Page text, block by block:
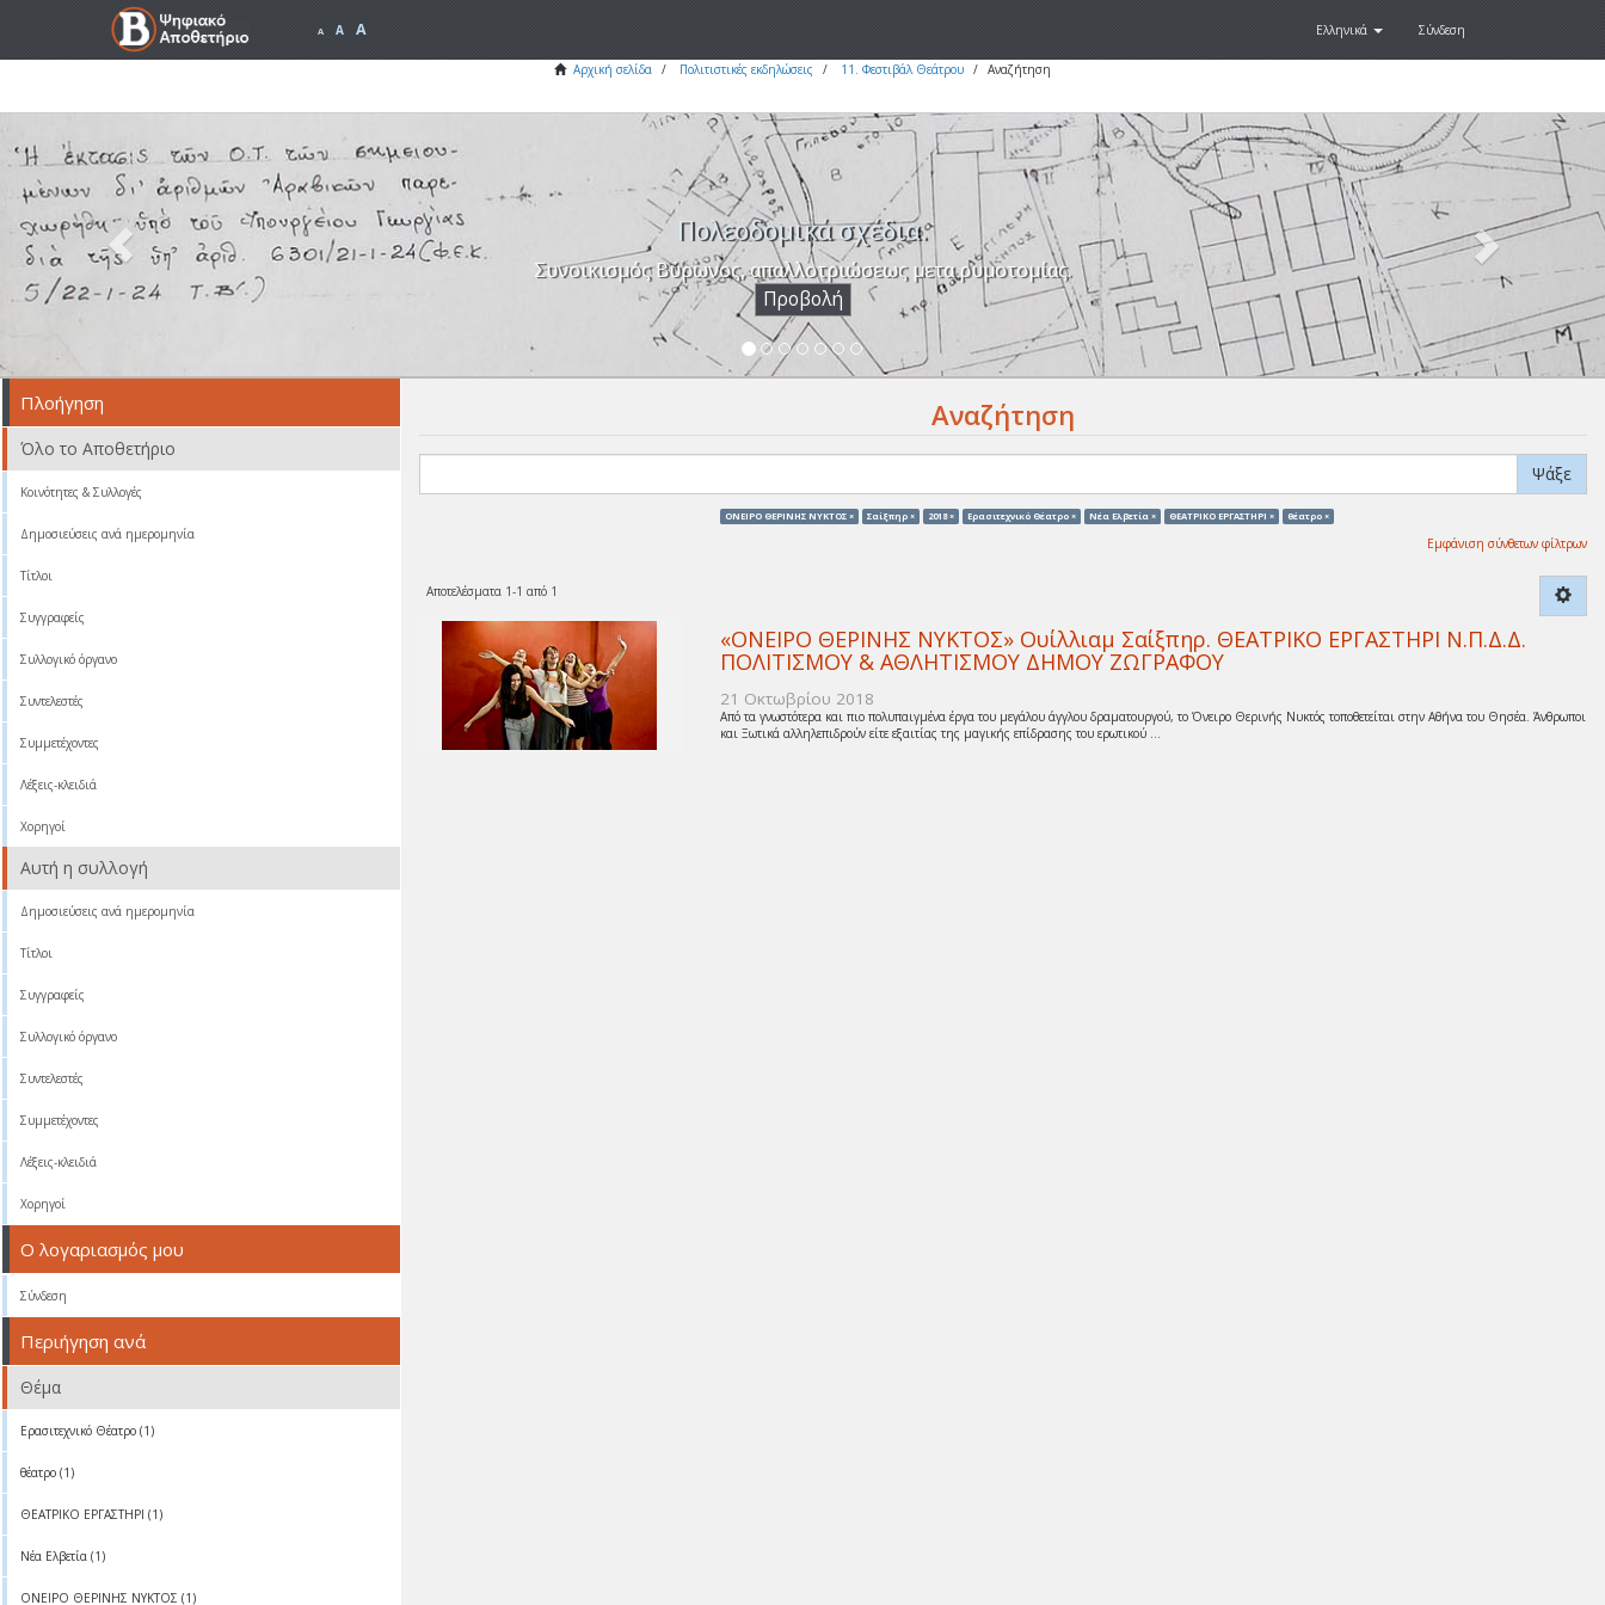
A A A Ελληνικά Σύνδεση
Αρχική σελίδα Πολιτιστικές εκδηλώσεις 11. Φεστιβάλ Θεάτρου Αναζήτηση
Πολεοδομικά σχέδια.
Συνοικισμός Βύρωνος, απαλλοτριώσεως μετα ρυμοτομίας.
Προβολή
Next
Αναζήτηση
Ψάξε
ΟΝΕΙΡΟ ΘΕΡΙΝΗΣ ΝΥΚΤΟΣ × Σαίξπηρ × 2018 × Ερασιτεχνικό Θέατρο × Νέα Ελβετία × ΘΕΑΤΡΙΚΟ ΕΡΓΑΣΤΗΡΙ × θέατρο ×
Εμφάνιση σύνθετων φίλτρων
Αποτελέσματα 1-1 από 1
«ΟΝΕΙΡΟ ΘΕΡΙΝΗΣ ΝΥΚΤΟΣ» Ουίλλιαμ Σαίξπηρ. ΘΕΑΤΡΙΚΟ ΕΡΓΑΣΤΗΡΙ Ν.Π.Δ.Δ.
ΠΟΛΙΤΙΣΜΟΥ & ΑΘΛΗΤΙΣΜΟΥ ΔΗΜΟΥ ΖΩΓΡΑΦΟΥ
21 Οκτωβρίου 2018
Από τα γνωστότερα και πιο πολυπαιγμένα έργα του μεγάλου άγγλου δραματουργού, το Όνειρο Θερινής Νυκτός τοποθετείται στην Αθήνα του Θησέα. Άνθρωποι
και Ξωτικά αλληλεπιδρούν είτε εξαιτίας της μαγικής επίδρασης του ερωτικού ...
Πλοήγηση
Όλο το Αποθετήριο
Κοινότητες & Συλλογές
Δημοσιεύσεις ανά ημερομηνία
Τίτλοι
Συγγραφείς
Συλλογικό όργανο
Συντελεστές
Συμμετέχοντες
Λέξεις-κλειδιά
Χορηγοί
Αυτή η συλλογή
Δημοσιεύσεις ανά ημερομηνία
Τίτλοι
Συγγραφείς
Συλλογικό όργανο
Συντελεστές
Συμμετέχοντες
Λέξεις-κλειδιά
Χορηγοί
Ο λογαριασμός μου
Σύνδεση
Περιήγηση ανά
Θέμα
Ερασιτεχνικό Θέατρο (1)
θέατρο (1)
ΘΕΑΤΡΙΚΟ ΕΡΓΑΣΤΗΡΙ (1)
Νέα Ελβετία (1)
ΟΝΕΙΡΟ ΘΕΡΙΝΗΣ ΝΥΚΤΟΣ (1)